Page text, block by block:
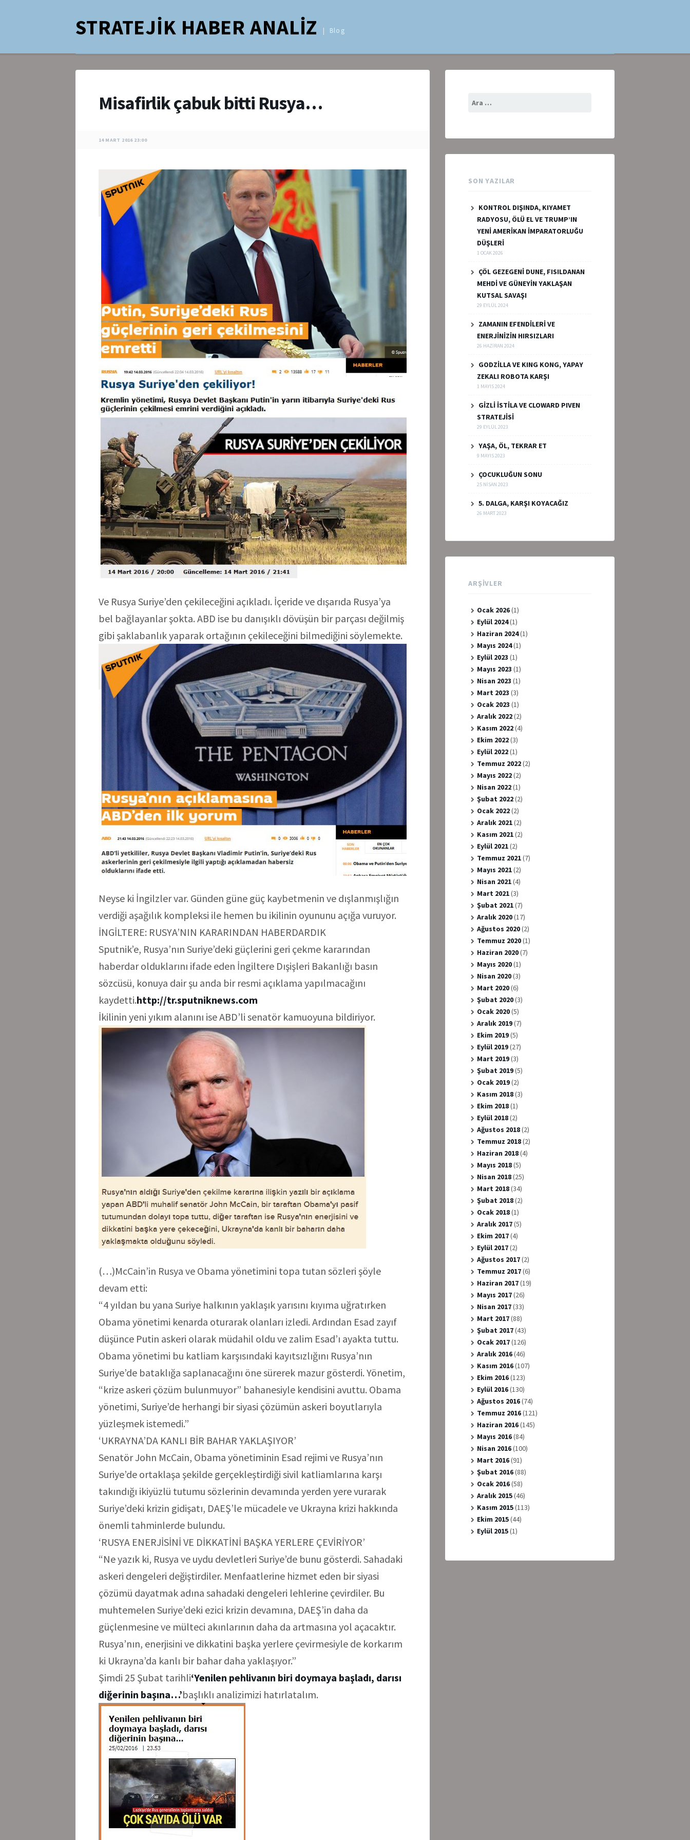
STRATEJİK HABER ANALİZ Blog
Misafirlik çabuk bitti Rusya…
14 MART 2016 23:00
Ve Rusya Suriye’den çekileceğini açıkladı. İçeride ve dışarıda Rusya’ya
bel bağlayanlar şokta. ABD ise bu danışıklı dövüşün bir parçası değilmiş
gibi şaklabanlık yaparak ortağının çekileceğini bilmediğini söylemekte.
Neyse ki İngilzler var. Günden güne güç kaybetmenin ve dışlanmışlığın
verdiği aşağılık kompleksi ile hemen bu ikilinin oyununu açığa vuruyor.
İNGİLTERE: RUSYA’NIN KARARINDAN HABERDARDIK
Sputnik’e, Rusya’nın Suriye’deki güçlerini geri çekme kararından
haberdar olduklarını ifade eden İngiltere Dışişleri Bakanlığı basın
sözcüsü, konuya dair şu anda bir resmi açıklama yapılmacağını
kaydetti.http://tr.sputniknews.com
İkilinin yeni yıkım alanını ise ABD’li senatör kamuoyuna bildiriyor.
(…)McCain’in Rusya ve Obama yönetimini topa tutan sözleri şöyle
devam etti:
“4 yıldan bu yana Suriye halkının yaklaşık yarısını kıyıma uğratırken
Obama yönetimi kenarda oturarak olanları izledi. Ardından Esad zayıf
düşünce Putin askeri olarak müdahil oldu ve zalim Esad’ı ayakta tuttu.
Obama yönetimi bu katliam karşısındaki kayıtsızlığını Rusya’nın
Suriye’de bataklığa saplanacağını öne sürerek mazur gösterdi. Yönetim,
“krize askeri çözüm bulunmuyor” bahanesiyle kendisini avuttu. Obama
yönetimi, Suriye’de herhangi bir siyasi çözümün askeri boyutlarıyla
yüzleşmek istemedi.”
‘UKRAYNA’DA KANLI BİR BAHAR YAKLAŞIYOR’
Senatör John McCain, Obama yönetiminin Esad rejimi ve Rusya’nın
Suriye’de ortaklaşa şekilde gerçekleştirdiği sivil katliamlarına karşı
takındığı ikiyüzlü tutumu sözlerinin devamında yerden yere vurarak
Suriye’deki krizin gidişatı, DAEŞ’le mücadele ve Ukrayna krizi hakkında
önemli tahminlerde bulundu.
‘RUSYA ENERJİSİNİ VE DİKKATİNİ BAŞKA YERLERE ÇEVİRİYOR’
“Ne yazık ki, Rusya ve uydu devletleri Suriye’de bunu gösterdi. Sahadaki
askeri dengeleri değiştirdiler. Menfaatlerine hizmet eden bir siyasi
çözümü dayatmak adına sahadaki dengeleri lehlerine çevirdiler. Bu
muhtemelen Suriye’deki ezici krizin devamına, DAEŞ’in daha da
güçlenmesine ve mülteci akınlarının daha da artmasına yol açacaktır.
Rusya’nın, enerjisini ve dikkatini başka yerlere çevirmesiyle de korkarım
ki Ukrayna’da kanlı bir bahar daha yaklaşıyor.”
Şimdi 25 Şubat tarihli‘Yenilen pehlivanın biri doymaya başladı, darısı
diğerinin başına…’başlıklı analizimizi hatırlatalım.
SON YAZILAR
KONTROL DIŞINDA, KIYAMET
RADYOSU, ÖLÜ EL VE TRUMP’IN
YENİ AMERİKAN İMPARATORLUĞU
DÜŞLERİ
1 OCAK 2026
ÇÖL GEZEGENİ DUNE, FISILDANAN
MEHDİ VE GÜNEYİN YAKLAŞAN
KUTSAL SAVAŞI
29 EYLÜL 2024
ZAMANIN EFENDİLERİ VE
ENERJİNİZİN HIRSIZLARI
26 HAZIRAN 2024
GODZİLLA VE KING KONG, YAPAY
ZEKALI ROBOTA KARŞI
1 MAYIS 2024
GİZLİ İSTİLA VE CLOWARD PIVEN
STRATEJİSİ
29 EYLÜL 2023
YAŞA, ÖL, TEKRAR ET
9 MAYIS 2023
ÇOCUKLUĞUN SONU
25 NISAN 2023
5. DALGA, KARŞI KOYACAĞIZ
26 MART 2023
ARŞIVLER
Ocak 2026(1)
Eylül 2024(1)
Haziran 2024(1)
Mayıs 2024(1)
Eylül 2023 (1)
Mayıs 2023 (1)
Nisan 2023 (1)
Mart 2023 (3)
Ocak 2023 (1)
Aralık 2022(2)
Kasım 2022(4)
Ekim 2022(3)
Eylül 2022(1)
Temmuz 2022(2)
Mayıs 2022(2)
Nisan 2022(1)
Şubat 2022(2)
Ocak 2022(2)
Aralık 2021(2)
Kasım 2021(2)
Eylül 2021(2)
Temmuz 2021(7)
Mayıs 2021(2)
Nisan 2021(4)
Mart 2021(3)
Şubat 2021(7)
Aralık 2020(17)
Ağustos 2020(2)
Temmuz 2020(1)
Haziran 2020(7)
Mayıs 2020(1)
Nisan 2020(3)
Mart 2020(6)
Şubat 2020(3)
Ocak 2020(5)
Aralık 2019(7)
Ekim 2019(5)
Eylül 2019(27)
Mart 2019(3)
Şubat 2019(5)
Ocak 2019(2)
Kasım 2018(3)
Ekim 2018(1)
Eylül 2018(2)
Ağustos 2018(2)
Temmuz 2018(2)
Haziran 2018(4)
Mayıs 2018(5)
Nisan 2018(25)
Mart 2018(34)
Şubat 2018(2)
Ocak 2018(1)
Aralık 2017(5)
Ekim 2017(4)
Eylül 2017(2)
Ağustos 2017(2)
Temmuz 2017(6)
Haziran 2017(19)
Mayıs 2017(26)
Nisan 2017(33)
Mart 2017(88)
Şubat 2017(43)
Ocak 2017(126)
Aralık 2016(46)
Kasım 2016(107)
Ekim 2016(123)
Eylül 2016(130)
Ağustos 2016(74)
Temmuz 2016(121)
Haziran 2016(145)
Mayıs 2016(84)
Nisan 2016(100)
Mart 2016(91)
Şubat 2016(88)
Ocak 2016(58)
Aralık 2015(46)
Kasım 2015(113)
Ekim 2015(44)
Eylül 2015(1)